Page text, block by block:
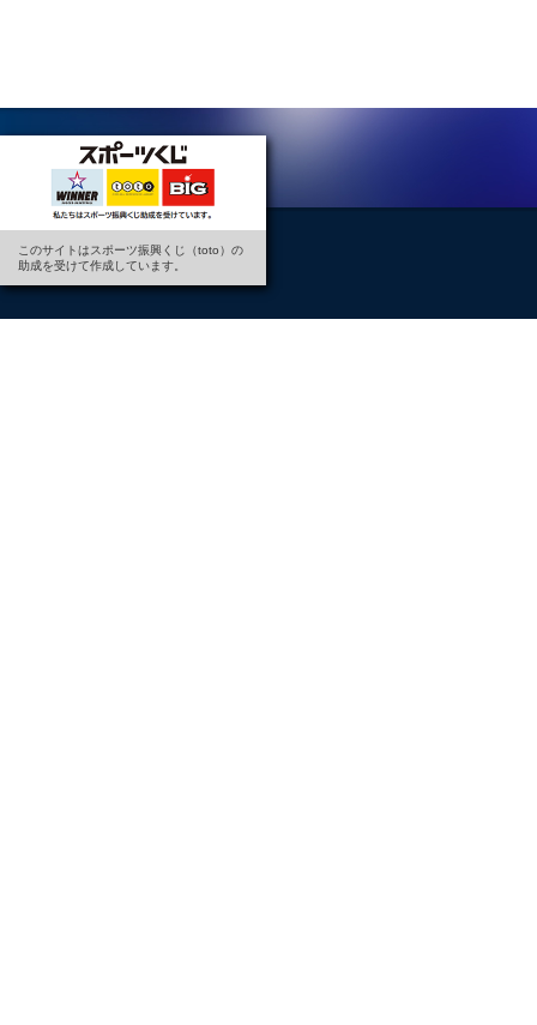
このサイトはスポーツ振興くじ（toto）の
助成を受けて作成しています。